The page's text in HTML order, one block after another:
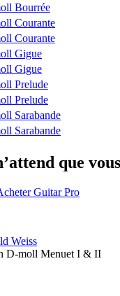
Bourrée
Courante
Courante
Gigue
Gigue
Prelude
Prelude
Sarabande
Sarabande
que
Guitar Pro
Weiss
D-moll Menuet I & II